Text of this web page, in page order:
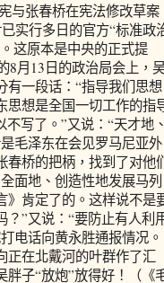
与张春桥在宪法修改草案
实行多日的官方“标准政
这原本是中央的正式提
8月13日的政治局会上，
有一段话：“指导我们思想
思想是全国一切工作的指
写了。”又说：“天才地、
毛泽东在会见罗马尼亚外
春桥的把柄，找到了对他
面地、创造性地发展马列
》肯定了的。这样说不是
”又说：“要防止有人利
电话向黄永胜通报情况。
正在北戴河的叶群作了汇
子“放炮”放得好！（《